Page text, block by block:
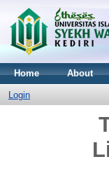
Home About
Login